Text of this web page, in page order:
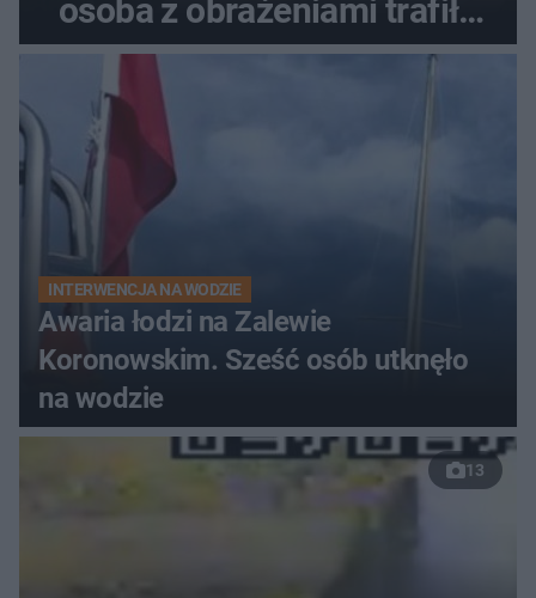
osoba z obrażeniami trafiła
do szpitala
INTERWENCJA NA WODZIE
Awaria łodzi na Zalewie
Koronowskim. Sześć osób utknęło
na wodzie
13